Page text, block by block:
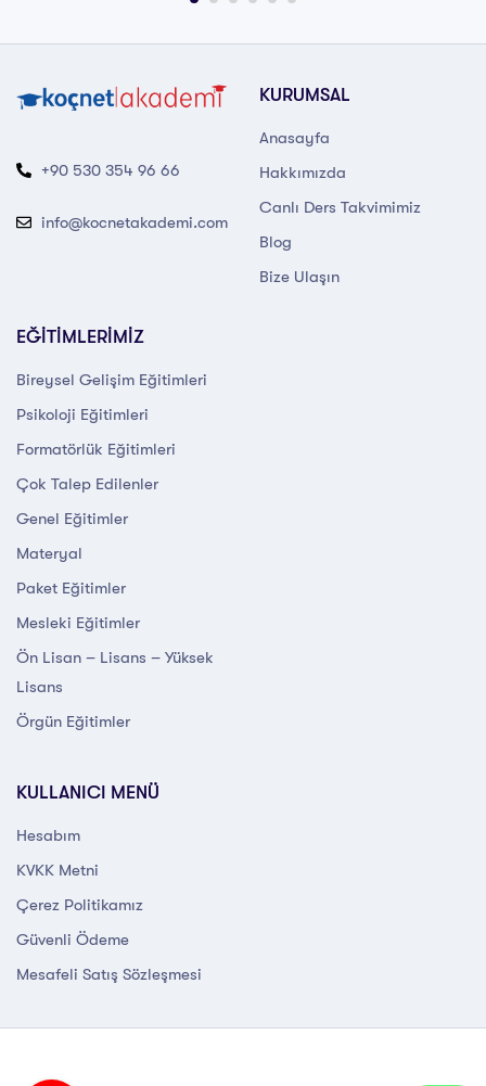
+90 530 354 96 66
info@kocnetakademi.com
KURUMSAL
Anasayfa
Hakkımızda
Canlı Ders Takvimimiz
Blog
Bize Ulaşın
EĞİTİMLERİMİZ
Bireysel Gelişim Eğitimleri
Psikoloji Eğitimleri
Formatörlük Eğitimleri
Çok Talep Edilenler
Genel Eğitimler
Materyal
Paket Eğitimler
Mesleki Eğitimler
Ön Lisan – Lisans – Yüksek
Lisans
Örgün Eğitimler
KULLANICI MENÜ
Hesabım
KVKK Metni
Çerez Politikamız
Güvenli Ödeme
Mesafeli Satış Sözleşmesi